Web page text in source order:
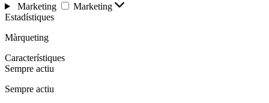
Marketing
Marketing
Estadístiques
Màrqueting
Característiques
Sempre actiu
Sempre actiu